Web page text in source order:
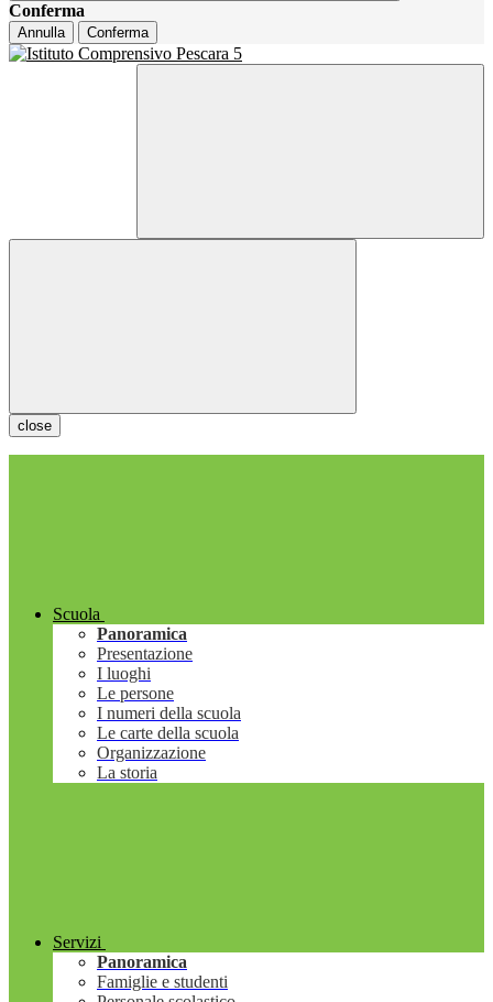
Conferma
Annulla Conferma
close
Scuola
Panoramica
Presentazione
I luoghi
Le persone
I numeri della scuola
Le carte della scuola
Organizzazione
La storia
Servizi
Panoramica
Famiglie e studenti